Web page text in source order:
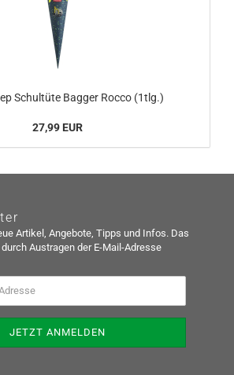
Schultüte Bagger Rocco (1tlg.)
27,99 EUR
Artikel, Angebote, Tipps und Infos. Das
Austragen der E-Mail-Adresse